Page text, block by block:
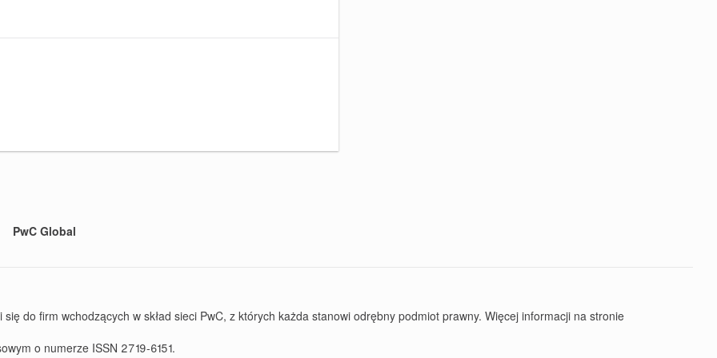
PwC Global
do firm wchodzących w skład sieci PwC, z których każda stanowi odrębny podmiot prawny. Więcej informacji na stronie
o numerze ISSN 2719-6151.